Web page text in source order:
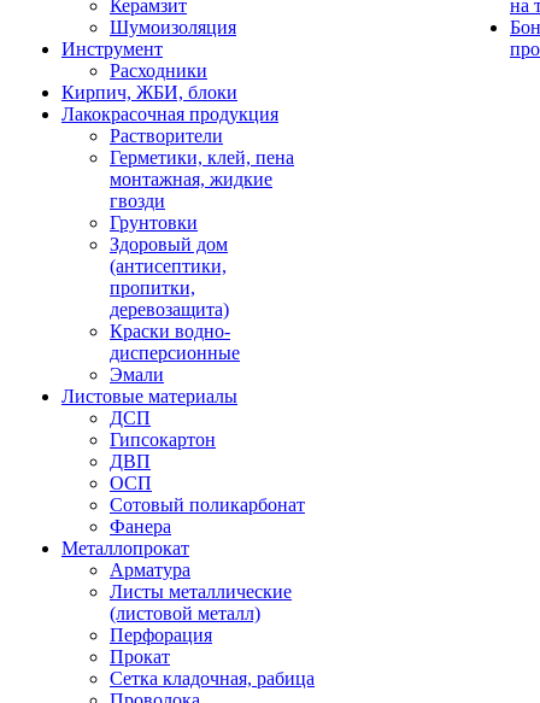
Керамзит
Шумоизоляция
Инструмент
Расходники
Кирпич, ЖБИ, блоки
Лакокрасочная продукция
Растворители
Герметики, клей, пена
монтажная, жидкие
гвозди
Грунтовки
Здоровый дом
(антисептики,
пропитки,
деревозащита)
Краски водно-
дисперсионные
Эмали
Листовые материалы
ДСП
Гипсокартон
ДВП
ОСП
Сотовый поликарбонат
Фанера
Металлопрокат
Арматура
Листы металлические
(листовой металл)
Перфорация
Прокат
Сетка кладочная, рабица
на